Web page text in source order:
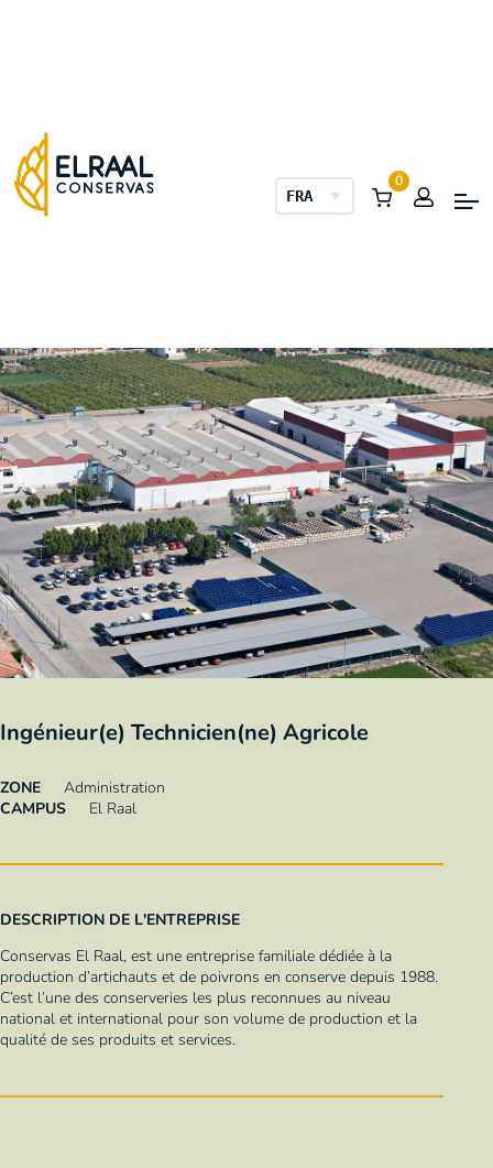
FRANÇAIS
0
Ingénieur(e) Technicien(ne) Agricole
ZONE
Administration
CAMPUS
El Raal
DESCRIPTION DE L'ENTREPRISE
Conservas El Raal, est une entreprise familiale dédiée à la
production d’artichauts et de poivrons en conserve depuis 1988.
C’est l’une des conserveries les plus reconnues au niveau
national et international pour son volume de production et la
qualité de ses produits et services.